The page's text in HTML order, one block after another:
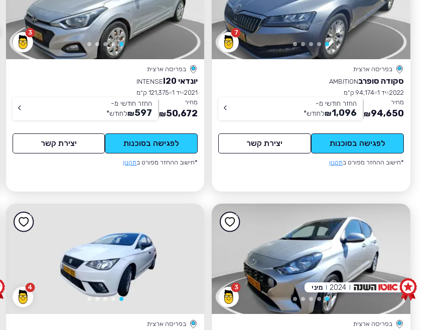
7
בפריסה ארצית
סקודה סופרבAMBITION
2022 יד 1
94,174 ק״מ
מחיר
94,650
₪
החזר חודשי מ-
1,096
₪לחודש*
לפגישה בסוכנות יצירת קשר
*חישוב ההחזר מפורט בתקנון
3
בפריסה ארצית
יונדאי I20
INTENSE
2021 יד 1
121,375 ק״מ
מחיר
50,672
₪
החזר חודשי מ-
597
₪לחודש*
לפגישה בסוכנות יצירת קשר
*חישוב ההחזר מפורט בתקנון
3
בפריסה ארצית
2024 מיני 4
בפריסה ארצית